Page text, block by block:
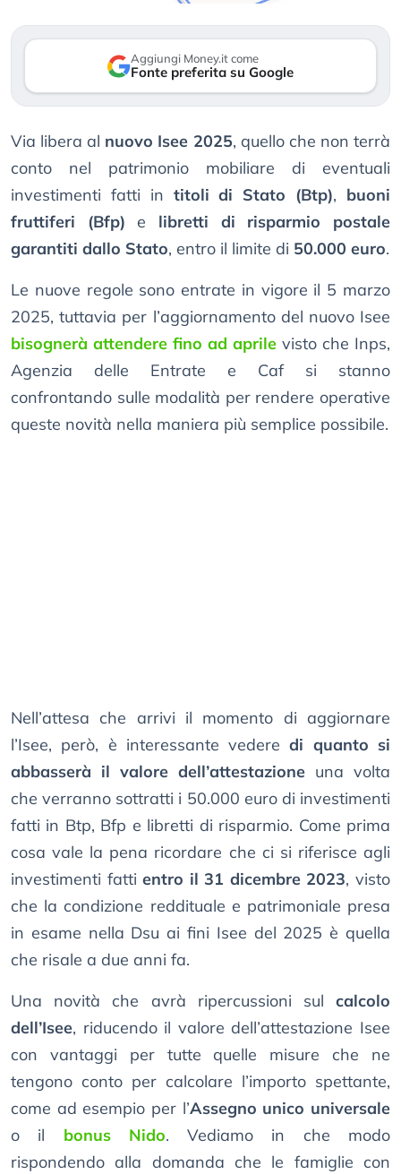
Aggiungi Money.it come
Fonte preferita su Google
Via libera al nuovo Isee 2025, quello che non terrà
conto nel patrimonio mobiliare di eventuali
investimenti fatti in titoli di Stato (Btp), buoni
fruttiferi (Bfp) e libretti di risparmio postale
garantiti dallo Stato, entro il limite di 50.000 euro.
Le nuove regole sono entrate in vigore il 5 marzo
2025, tuttavia per l’aggiornamento del nuovo Isee
bisognerà attendere fino ad aprile visto che Inps,
Agenzia delle Entrate e Caf si stanno
confrontando sulle modalità per rendere operative
queste novità nella maniera più semplice possibile.
Nell’attesa che arrivi il momento di aggiornare
l’Isee, però, è interessante vederedi quanto si
abbasserà il valore dell’attestazione una volta
che verranno sottratti i 50.000 euro di investimenti
fatti in Btp, Bfp e libretti di risparmio. Come prima
cosa vale la pena ricordare che ci si riferisce agli
investimenti fattientro il 31 dicembre 2023, visto
che la condizione reddituale e patrimoniale presa
in esame nella Dsu ai fini Isee del 2025 è quella
che risale a due anni fa.
Una novità che avrà ripercussioni sul calcolo
dell’Isee, riducendo il valore dell’attestazione Isee
con vantaggi per tutte quelle misure che ne
tengono conto per calcolare l’importo spettante,
come ad esempio per l’Assegno unico universale
o il bonus Nido. Vediamo in che modo
rispondendo alla domanda che le famiglie con